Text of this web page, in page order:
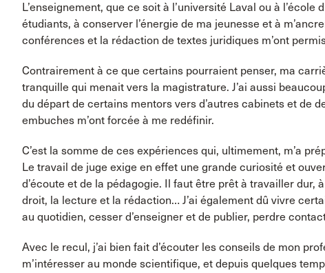
L’enseignement, que ce soit à l’université Laval ou à
étudiants, à conserver l’énergie de ma jeunesse et à
conférences et la rédaction de textes juridiques m’ont
Contrairement à ce que certains pourraient penser, ma
tranquille qui menait vers la magistrature. J’ai aussi
du départ de certains mentors vers d’autres cabinets et de
embuches m’ont forcée à me redéfinir.
C’est la somme de ces expériences qui, ultimement, m’a
Le travail de juge exige en effet une grande curiosité et
d’écoute et de la pédagogie. Il faut être prêt à travailler
droit, la lecture et la rédaction… J’ai également dû vivre
au quotidien, cesser d’enseigner et de publier, perdre
Avec le recul, j’ai bien fait d’écouter les conseils de mon
m’intéresser au monde scientifique, et depuis quelques